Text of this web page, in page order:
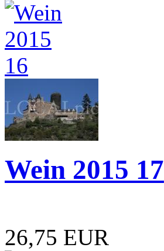
Wein 2015 17
26,75 EUR